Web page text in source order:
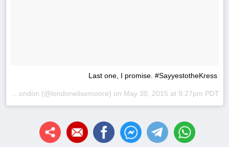
Last one, I promise. #SayyestotheKress
May 30, 2015 at 9:27pm PDT